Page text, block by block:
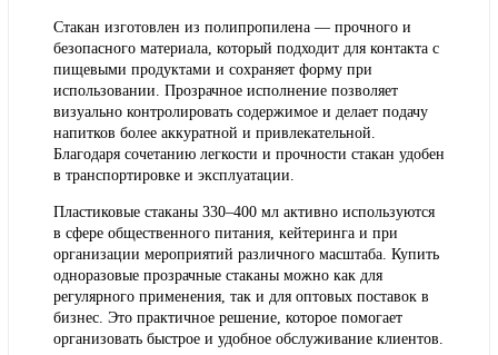
Стакан изготовлен из полипропилена — прочного и
безопасного материала, который подходит для контакта с
пищевыми продуктами и сохраняет форму при
использовании. Прозрачное исполнение позволяет
визуально контролировать содержимое и делает подачу
напитков более аккуратной и привлекательной.
Благодаря сочетанию легкости и прочности стакан удобен
в транспортировке и эксплуатации.
Пластиковые стаканы 330–400 мл активно используются
в сфере общественного питания, кейтеринга и при
организации мероприятий различного масштаба. Купить
одноразовые прозрачные стаканы можно как для
регулярного применения, так и для оптовых поставок в
бизнес. Это практичное решение, которое помогает
организовать быстрое и удобное обслуживание клиентов.